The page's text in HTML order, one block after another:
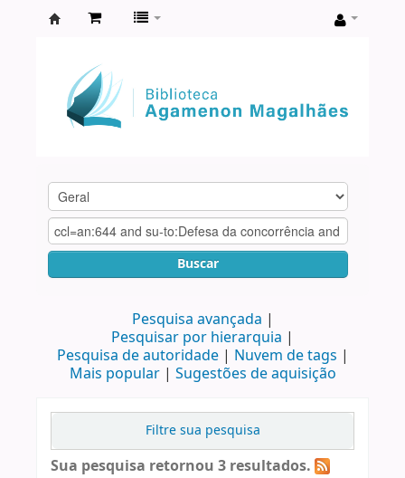
Agamenon
Magalhães
Buscar
Pesquisa avançada
Pesquisar por hierarquia
Pesquisa de autoridade
Nuvem de tags
Mais popular
Sugestões de aquisição
Filtre sua pesquisa
Sua pesquisa retornou 3 resultados.